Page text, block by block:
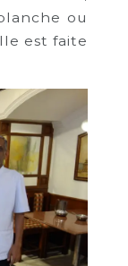
ou
est faite